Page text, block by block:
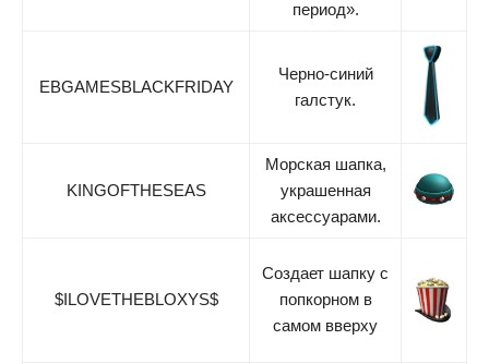
период».
EBGAMESBLACKFRIDAY
Черно-синий
галстук.
KINGOFTHESEAS
Морская шапка,
украшенная
аксессуарами.
$ILOVETHEBLOXYS$
Создает шапку с
попкорном в
самом вверху